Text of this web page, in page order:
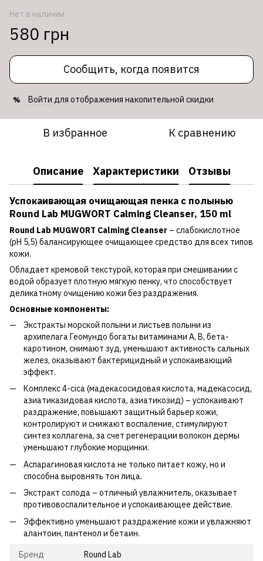
Нет в наличии
580 грн
Сообщить, когда появится
% Войти для отображения накопительной скидки
В избранное К сравнению
Описание Характеристики Отзывы
Успокаивающая очищающая пенка с полынью
Round Lab MUGWORT Calming Cleanser, 150 ml
Round Lab MUGWORT Calming Cleanser – слабокислотное
(pH 5,5) балансирующее очищающее средство для всех типов
кожи.
Обладает кремовой текстурой, которая при смешивании с
водой образует плотную мягкую пенку, что способствует
деликатному очищению кожи без раздражения.
Основные компоненты:
Экстракты морской полыни и листьев полыни из
архипелага Геомундо богаты витаминами А, В, бета-
каротином, снимают зуд, уменьшают активность сальных
желез, оказывают бактерицидный и успокаивающий
эффект.
Комплекс 4-cica (мадекасосидовая кислота, мадекасосид,
азиатиказидовая кислота, азиатикозид) – успокаивают
раздражение, повышают защитный барьер кожи,
контролируют и снижают воспаление, стимулируют
синтез коллагена, за счет регенерации волокон дермы
уменьшают глубокие морщинки.
Аспарагиновая кислота не только питает кожу, но и
способна выровнять тон лица.
Экстракт солода – отличный увлажнитель, оказывает
противовоспалительное и успокаивающее действие.
Эффективно уменьшают раздражение кожи и увлажняют
алантоин, пантенол и бетаин.
Бренд Round Lab